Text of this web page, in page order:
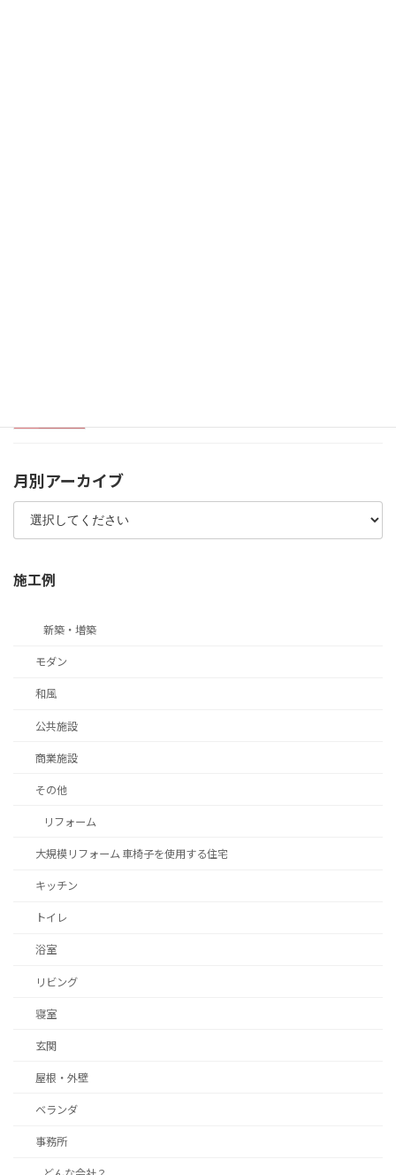
月別アーカイブ
施工例
新築・増築
モダン
和風
公共施設
商業施設
その他
リフォーム
大規模リフォーム 車椅子を使用する住宅
キッチン
トイレ
浴室
リビング
寝室
玄関
屋根・外壁
ベランダ
事務所